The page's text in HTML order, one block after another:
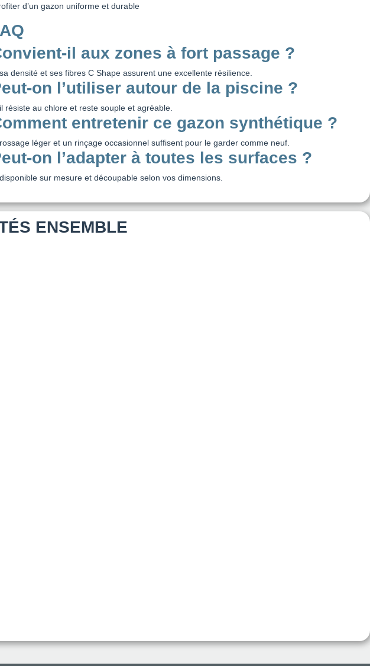
d’un gazon uniforme et durable
il aux zones à fort passage ?
densité et ses fibres C Shape assurent une excellente résilience.
on l’utiliser autour de la piscine ?
résiste au chlore et reste souple et agréable.
entretenir ce gazon synthétique ?
léger et un rinçage occasionnel suffisent pour le garder comme neuf.
on l’adapter à toutes les surfaces ?
sur mesure et découpable selon vos dimensions.
ENSEMBLE